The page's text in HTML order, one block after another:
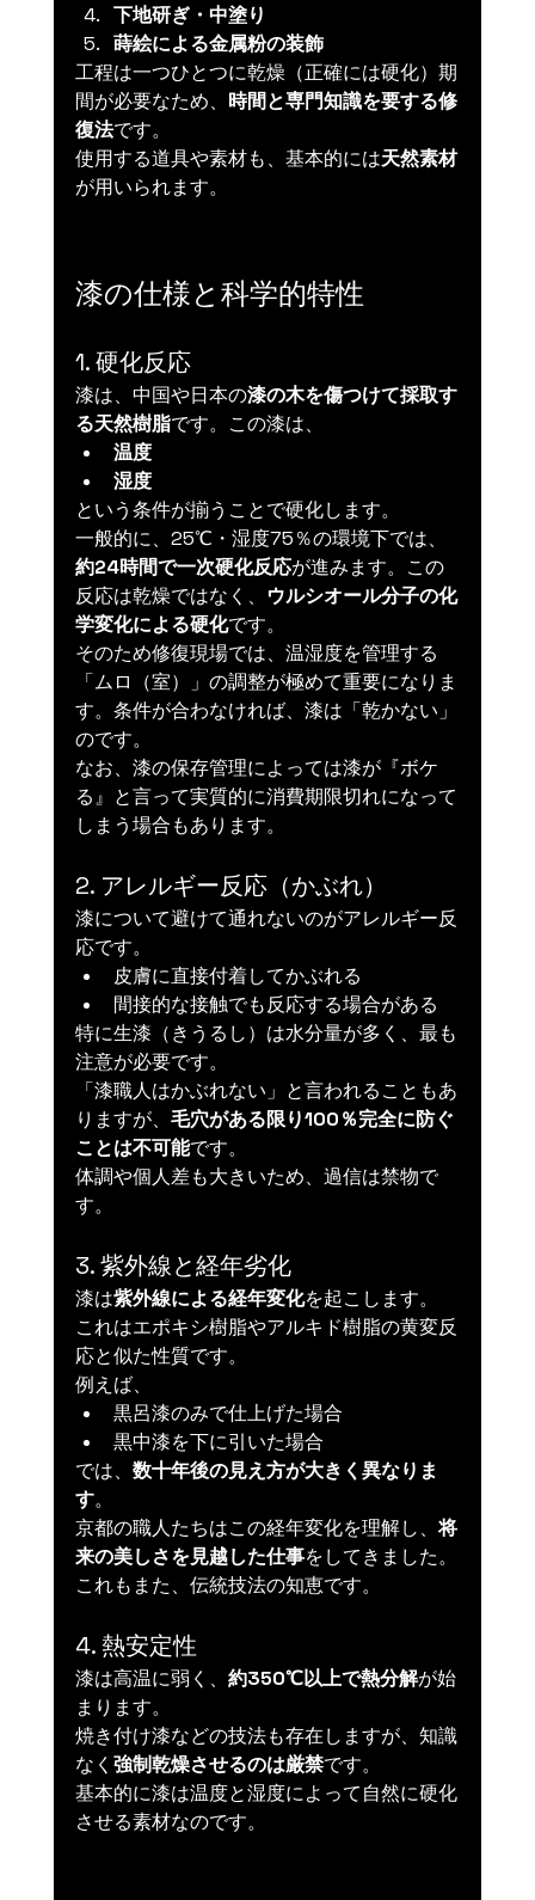
下地研ぎ・中塗り
蒔絵による金属粉の装飾
工程は一つひとつに乾燥（正確には硬化）期
間が必要なため、 時間と専門知識を要する修
復法です。
使用する道具や素材も、基本的には天然素材
が用いられます。
漆の仕様と科学的特性
1. 硬化反応
漆は、中国や日本の漆の木を傷つけて採取す
る天然樹脂です。この漆は、
温度
湿度
という条件が揃うことで硬化します。
一般的に、25℃・湿度75％の環境下では、
約24時間で一次硬化反応が進みます。この
反応は乾燥ではなく、
ウルシオール分子の化
学変化による硬化です。
そのため修復現場では、温湿度を管理する
「ムロ（室）」の調整が極めて重要になりま
す。条件が合わなければ、漆は「乾かない」
のです。
なお、漆の保存管理によっては漆が『ボケ
る』と言って実質的に消費期限切れになって
しまう場合もあります。
2. アレルギー反応（かぶれ）
漆について避けて通れないのがアレルギー反
応です。
皮膚に直接付着してかぶれる
間接的な接触でも反応する場合がある
特に生漆（きうるし）は水分量が多く、最も
注意が必要です。
「漆職人はかぶれない」と言われることもあ
りますが、 毛穴がある限り100％完全に防ぐ
ことは不可能です。
体調や個人差も大きいため、過信は禁物で
す。
3. 紫外線と経年劣化
漆は紫外線による経年変化を起こします。
これはエポキシ樹脂やアルキド樹脂の黄変反
応と似た性質です。
例えば、
黒呂漆のみで仕上げた場合
黒中漆を下に引いた場合
では、 数十年後の見え方が大きく異なりま
す。
京都の職人たちはこの経年変化を理解し、将
来の美しさを見越した仕事をしてきました。
これもまた、伝統技法の知恵です。
4. 熱安定性
漆は高温に弱く、 約350℃以上で熱分解が始
まります。
焼き付け漆などの技法も存在しますが、知識
なく 強制乾燥させるのは厳禁です。
基本的に漆は温度と湿度によって自然に硬化
させる素材なのです。